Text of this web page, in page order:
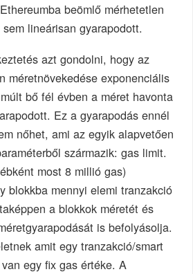
beömlő mérhetetlen
lineárisan gyarapodott.
azt gondolni, hogy az
méretnövekedése exponenciális
bő fél évben a méret havonta
Ez a gyarapodás ennél
nőhet, ami az egyik alapvetően
származik: gas limit.
most 8 millió gas)
blokkba mennyi elemi tranzakció
a blokkok méretét és
is befolyásolja.
amit egy tranzakció/smart
egy fix gas értéke. A